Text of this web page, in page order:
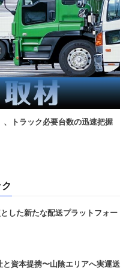
、トラック必要台数の迅速把握
した新たな配送プラットフォー
資本提携〜山陰エリアへ実運送